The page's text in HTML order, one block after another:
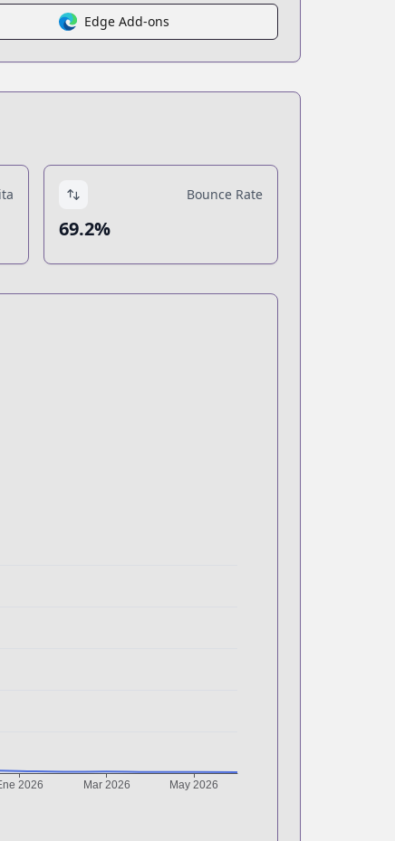
Edge Add-ons
Bounce Rate
69.2%